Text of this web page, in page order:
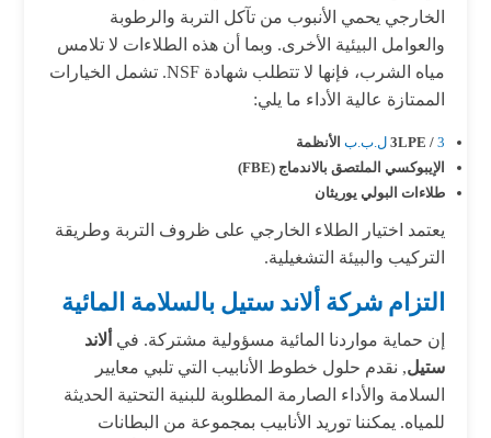
الخارجي يحمي الأنبوب من تآكل التربة والرطوبة
والعوامل البيئية الأخرى. وبما أن هذه الطلاءات لا تلامس
مياه الشرب، فإنها لا تتطلب شهادة NSF. تشمل الخيارات
الممتازة عالية الأداء ما يلي:
3LPE / 3 ل.ب.ب
الأنظمة
الإيبوكسي الملتصق بالاندماج (FBE)
طلاءات البولي يوريثان
يعتمد اختيار الطلاء الخارجي على ظروف التربة وطريقة
التركيب والبيئة التشغيلية.
التزام شركة ألاند ستيل بالسلامة المائية
إن حماية مواردنا المائية مسؤولية مشتركة. في ألاند
ستيل, نقدم حلول خطوط الأنابيب التي تلبي معايير
السلامة والأداء الصارمة المطلوبة للبنية التحتية الحديثة
للمياه. يمكننا توريد الأنابيب بمجموعة من البطانات